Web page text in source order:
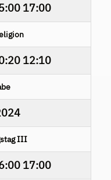
17:00
12:10
III
17:00